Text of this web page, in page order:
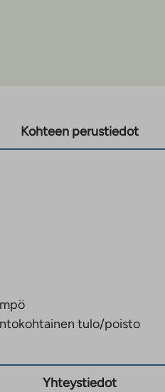
Kohteen perustiedot
tulo/poisto
Yhteystiedot